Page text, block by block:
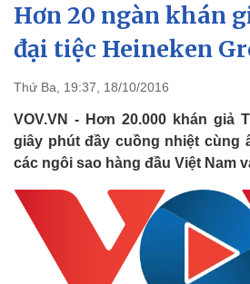
Chính trị
Đảng
Tổ chức nhân sự
Nhận diện sự thật
Xã
Tin
Dự
Việc
Biển
Hơn 20 ngàn khán
đại tiệc Heineken
Thứ Ba, 19:37, 18/10/2016
VOV.VN - Hơn 20.000 khán giả
giây phút đầy cuồng nhiệt cùng
các ngôi sao hàng đầu Việt Nam